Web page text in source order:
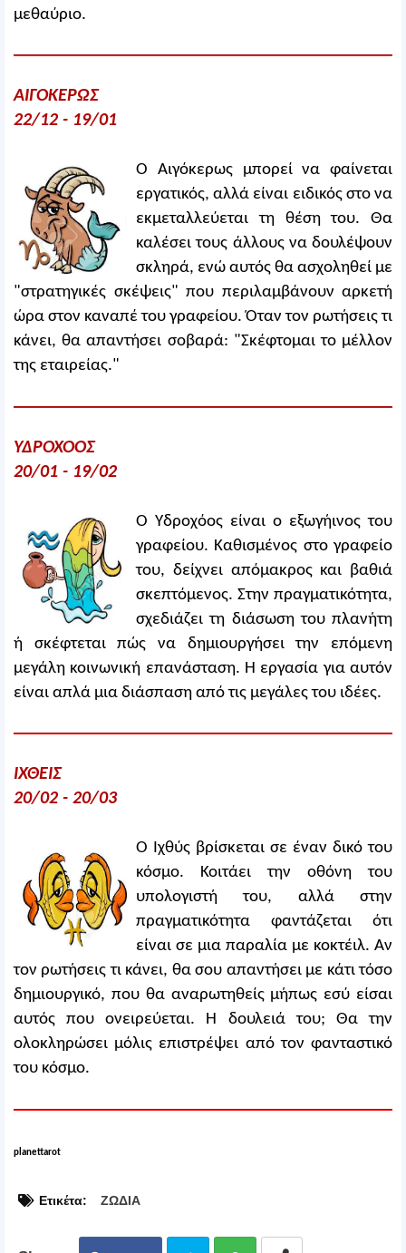
μεθαύριο.
ΑΙΓΟΚΕΡΩΣ
22/12 - 19/01
Ο Αιγόκερως μπορεί να φαίνεται
εργατικός, αλλά είναι ειδικός στο να
εκμεταλλεύεται τη θέση του. Θα
καλέσει τους άλλους να δουλέψουν
σκληρά, ενώ αυτός θα ασχοληθεί με
"στρατηγικές σκέψεις" που περιλαμβάνουν αρκετή
ώρα στον καναπέ του γραφείου. Όταν τον ρωτήσεις τι
κάνει, θα απαντήσει σοβαρά: "Σκέφτομαι το μέλλον
της εταιρείας."
ΥΔΡΟΧΟΟΣ
20/01 - 19/02
Ο Υδροχόος είναι ο εξωγήινος του
γραφείου. Καθισμένος στο γραφείο
του, δείχνει απόμακρος και βαθιά
σκεπτόμενος. Στην πραγματικότητα,
σχεδιάζει τη διάσωση του πλανήτη
ή σκέφτεται πώς να δημιουργήσει την επόμενη
μεγάλη κοινωνική επανάσταση. Η εργασία για αυτόν
είναι απλά μια διάσπαση από τις μεγάλες του ιδέες.
ΙΧΘΕΙΣ
20/02 - 20/03
Ο Ιχθύς βρίσκεται σε έναν δικό του
κόσμο. Κοιτάει την οθόνη του
υπολογιστή του, αλλά στην
πραγματικότητα φαντάζεται ότι
είναι σε μια παραλία με κοκτέιλ. Αν
τον ρωτήσεις τι κάνει, θα σου απαντήσει με κάτι τόσο
δημιουργικό, που θα αναρωτηθείς μήπως εσύ είσαι
αυτός που ονειρεύεται. Η δουλειά του; Θα την
ολοκληρώσει μόλις επιστρέψει από τον φανταστικό
του κόσμο.
planettarot
Ετικέτα: ΖΩΔΙΑ